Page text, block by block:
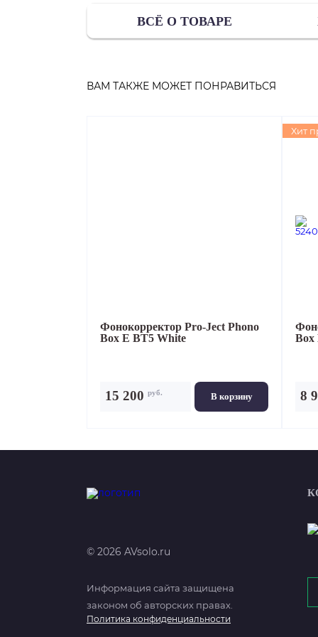
ВСЁ О ТОВАРЕ
ВАМ ТАКЖЕ МОЖЕТ ПОНРАВИТЬСЯ
Фонокорректор Pro-Ject Phono
Box E BT5 White
В корзину
15 200 руб.
Хит
Box
8
© 2026 AVsolo.ru
Информация сайта защищена
законом об авторских правах.
Политика конфиденциальности